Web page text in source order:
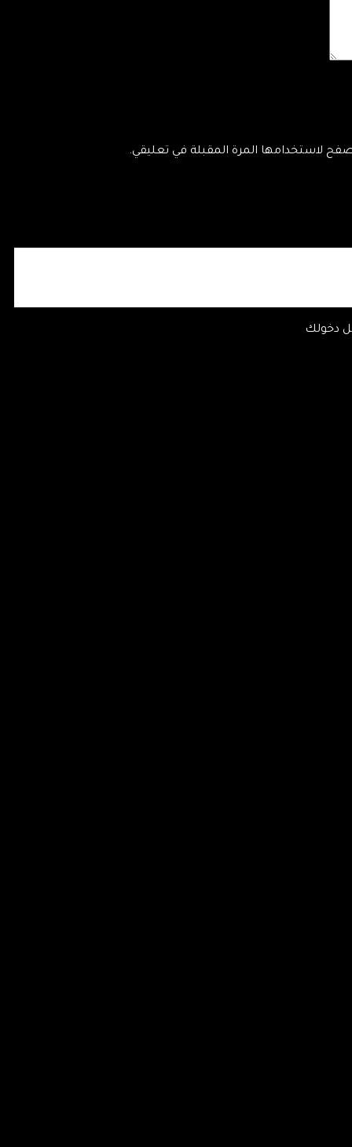
لاستخدامها المرة المقبلة في تعليقي.
دخولك